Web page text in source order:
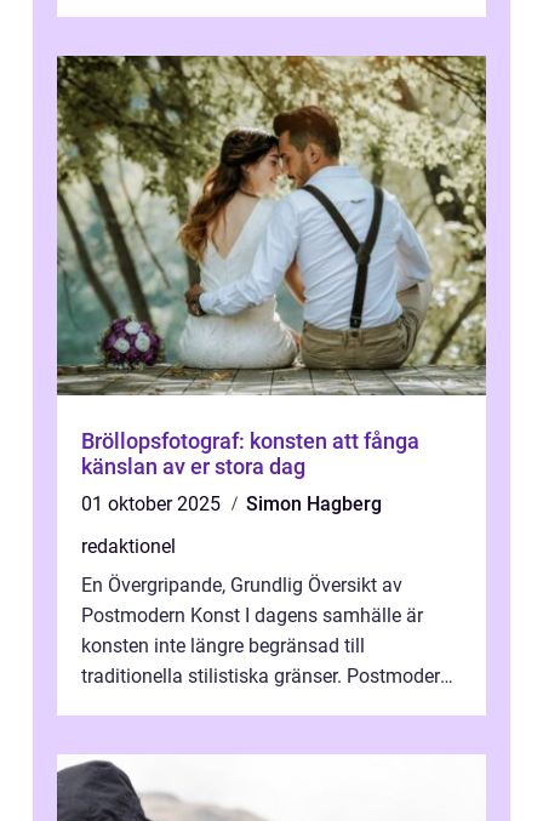
Bröllopsfotograf: konsten att fånga
känslan av er stora dag
01 oktober 2025
Simon Hagberg
redaktionel
En Övergripande, Grundlig Översikt av
Postmodern Konst I dagens samhälle är
konsten inte längre begränsad till
traditionella stilistiska gränser. Postmodern